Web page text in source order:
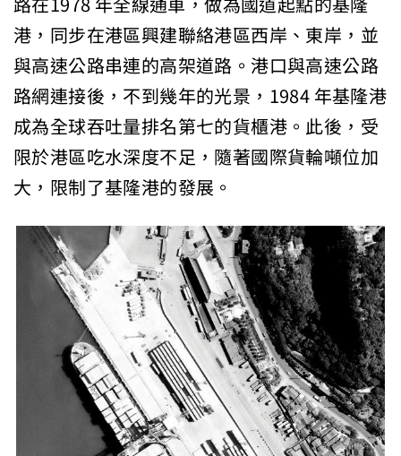
港，同步在港區興建聯絡港區西岸、東岸，並
與高速公路串連的高架道路。港口與高速公路
路網連接後，不到幾年的光景，1984 年基隆港
成為全球吞吐量排名第七的貨櫃港。此後，受
限於港區吃水深度不足，隨著國際貨輪噸位加
大，限制了基隆港的發展。